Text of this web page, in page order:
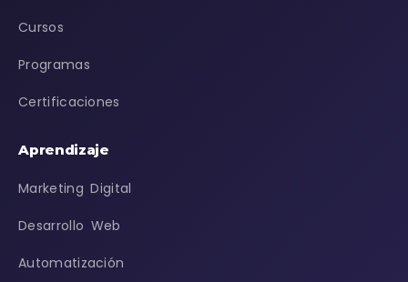
Cursos
Programas
Certificaciones
Aprendizaje
Marketing Digital
Desarrollo Web
Automatización